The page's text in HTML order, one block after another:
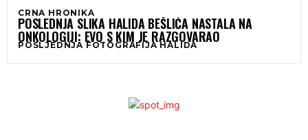
CRNA HRONIKA
POSLEDNJA SLIKA HALIDA BEŠLIĆA NASTALA NA
ONKOLOGIJI: EVO S KIM JE RAZGOVARAO
POSLJEDNJA FOTOGRAFIJA HALIDA